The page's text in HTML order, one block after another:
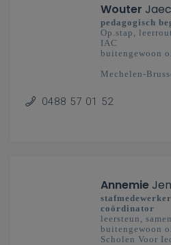
Wouter
pedagogisch
Op.stap,
IAC
buitengewoon
Mechelen-
0488 57 01 52
Annemie
stafmedewerker
coördinator
leersteun,
buitengewoon
Scholen Voor